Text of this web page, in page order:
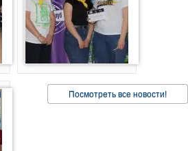
Посмотреть все новости!